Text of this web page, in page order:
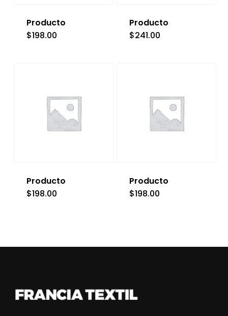
Producto
$198.00
Producto
$241.00
Producto
$198.00
Producto
$198.00